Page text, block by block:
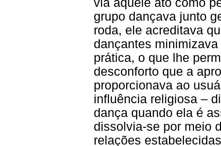
grupo dançava junto
roda, ele acreditava
dançantes
prática, o que lhe
desconforto que a
proporcionava ao
influência religiosa –
dança quando ela é
dissolvia-se por meio
relações